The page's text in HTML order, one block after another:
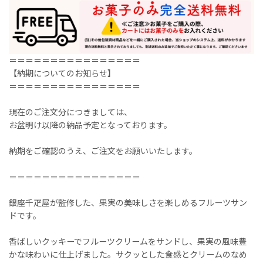
＝＝＝＝＝＝＝＝＝＝＝＝＝＝＝＝
【納期についてのお知らせ】
＝＝＝＝＝＝＝＝＝＝＝＝＝＝＝＝
現在のご注文分につきましては、
お盆明け以降の納品予定となっております。
納期をご確認のうえ、ご注文をお願いいたします。
＝＝＝＝＝＝＝＝＝＝＝＝＝＝＝＝
銀座千疋屋が監修した、果実の美味しさを楽しめるフルーツサン
ドです。
香ばしいクッキーでフルーツクリームをサンドし、果実の風味豊
かな味わいに仕上げました。サクッとした食感とクリームのなめ